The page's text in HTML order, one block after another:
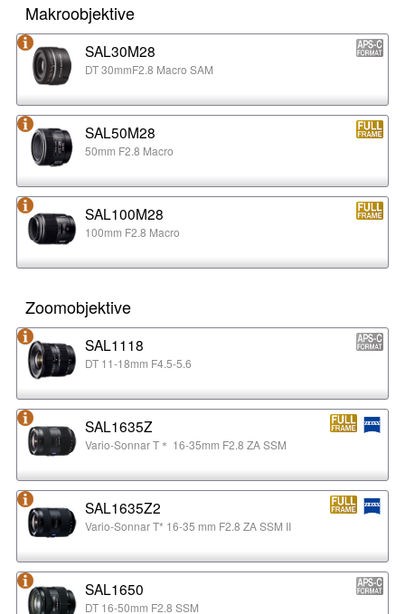
Makroobjektive
SAL30M28
DT 30mmF2.8 Macro SAM
SAL50M28
50mm F2.8 Macro
SAL100M28
100mm F2.8 Macro
Zoomobjektive
SAL1118
DT 11-18mm F4.5-5.6
SAL1635Z
Vario-Sonnar T＊ 16-35mm F2.8 ZA SSM
SAL1635Z2
Vario-Sonnar T* 16-35 mm F2.8 ZA SSM II
SAL1650
DT 16-50mm F2.8 SSM